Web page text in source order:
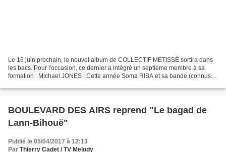
Le 16 juin prochain, le nouvel album de COLLECTIF METISSÉ sortira dans
les bacs. Pour l'occasion, ce dernier a intégré un septième membre à sa
formation : Michael JONES ! Cette année Soma RIBA et sa bande (connus
BOULEVARD DES AIRS reprend "Le bagad de
Lann-Bihouë"
Publié le 05/04/2017 à 12:13
Par Thierry Cadet / TV Melody